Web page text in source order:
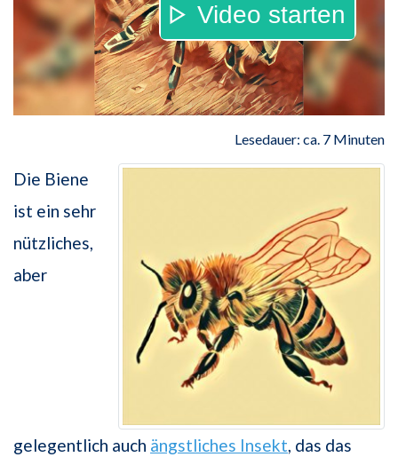
Video starten
Lesedauer: ca. 7 Minuten
Die Biene
ist ein sehr
nützliches,
aber
gelegentlich auch ängstliches Insekt , das das